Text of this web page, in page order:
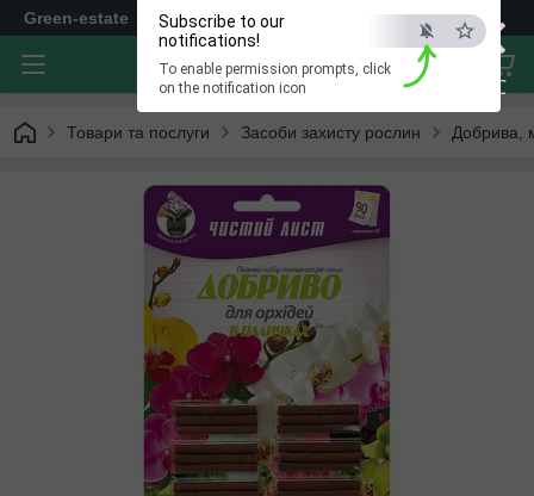
×
ESC
Subscribe to our
notifications!
To enable permission prompts, click
on the notification icon
Green-estate
Товари та послуги Засоби захисту рослин Добрива,